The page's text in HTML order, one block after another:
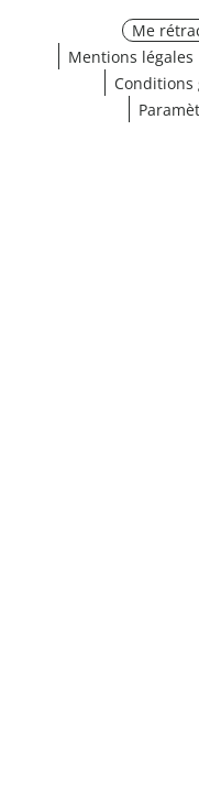
Me
Mentions légales
Conditions